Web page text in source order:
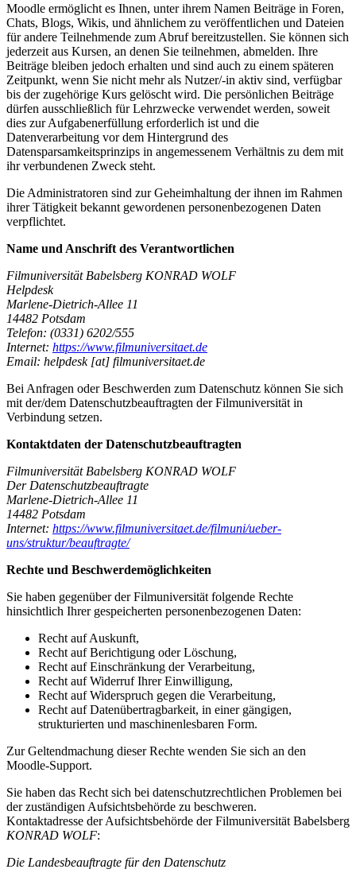
Moodle ermöglicht es Ihnen, unter ihrem Namen Beiträge in Foren,
Chats, Blogs, Wikis, und ähnlichem zu veröffentlichen und Dateien
für andere Teilnehmende zum Abruf bereitzustellen. Sie können sich
jederzeit aus Kursen, an denen Sie teilnehmen, abmelden. Ihre
Beiträge bleiben jedoch erhalten und sind auch zu einem späteren
Zeitpunkt, wenn Sie nicht mehr als Nutzer/-in aktiv sind, verfügbar
bis der zugehörige Kurs gelöscht wird. Die persönlichen Beiträge
dürfen ausschließlich für Lehrzwecke verwendet werden, soweit
dies zur Aufgabenerfüllung erforderlich ist und die
Datenverarbeitung vor dem Hintergrund des
Datensparsamkeitsprinzips in angemessenem Verhältnis zu dem mit
ihr verbundenen Zweck steht.
Die Administratoren sind zur Geheimhaltung der ihnen im Rahmen
ihrer Tätigkeit bekannt gewordenen personenbezogenen Daten
verpflichtet.
Name und Anschrift des Verantwortlichen
Filmuniversität Babelsberg KONRAD WOLF
Helpdesk
Marlene-Dietrich-Allee 11
14482 Potsdam
Telefon: (0331) 6202/555
Internet: https://www.filmuniversitaet.de
Email: helpdesk [at] filmuniversitaet.de
Bei Anfragen oder Beschwerden zum Datenschutz können Sie sich
mit der/dem Datenschutz­beauftragten der Filmuniversität in
Verbindung setzen.
Kontaktdaten der Datenschutzbeauftragten
Filmuniversität Babelsberg KONRAD WOLF
Der Datenschutzbeauftragte
Marlene-Dietrich-Allee 11
14482 Potsdam
Internet: https://www.filmuniversitaet.de/filmuni/ueber-
uns/struktur/beauftragte/
Rechte und Beschwerdemöglichkeiten
Sie haben gegenüber der Filmuniversität folgende Rechte
hinsichtlich Ihrer gespeicherten personen­bezogenen Daten:
Recht auf Auskunft,
Recht auf Berichtigung oder Löschung,
Recht auf Einschränkung der Verarbeitung,
Recht auf Widerruf Ihrer Einwilligung,
Recht auf Widerspruch gegen die Verarbeitung,
Recht auf Datenübertragbarkeit, in einer gängigen,
strukturierten und maschinenlesbaren Form.
Zur Geltendmachung dieser Rechte wenden Sie sich an den
Moodle-Support.
Sie haben das Recht sich bei datenschutzrechtlichen Problemen bei
der zuständigen Aufsichtsbehörde zu beschweren.
Kontaktadresse der Aufsichtsbehörde der Filmuniversität Babelsberg
KONRAD WOLF:
Die Landesbeauftragte für den Datenschutz